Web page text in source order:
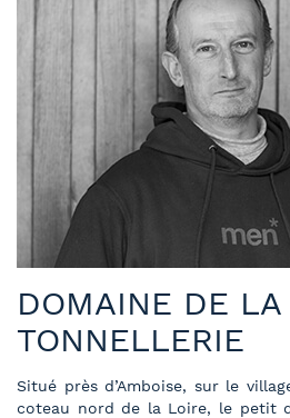
DOMAINE DE LA
TONNELLERIE
Situé près d’Amboise, sur le
coteau nord de la Loire, le petit